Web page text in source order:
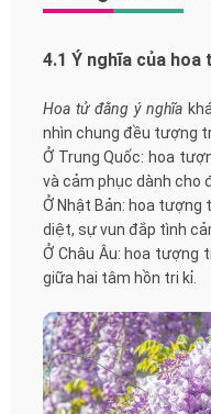
4.1 Ý nghĩa của
Hoa tử đằng ý nghĩa
nhìn chung đều tượng
Ở Trung Quốc: hoa
và cảm phục dành cho
Ở Nhật Bản: hoa
diệt, sự vun đắp tình
Ở Châu Âu: hoa tượng
giữa hai tâm hồn tri kỉ.